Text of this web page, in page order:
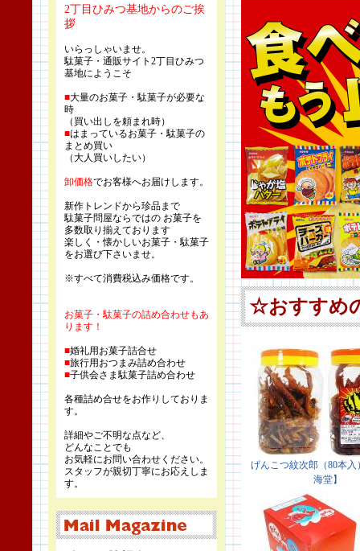
2丁目ひみつ基地からのご挨
拶
いらっしゃいませ。
駄菓子・通販サイト2丁目ひみつ
基地にようこそ
■大量のお菓子・駄菓子が必要な
時
（買い出しを頼まれ時）
■はまっているお菓子・駄菓子の
まとめ買い
（大人買いしたい）
卸価格でお客様へお届けします。
新作トレンドから珍品まで
駄菓子問屋ならではの お菓子を
多数取り揃えております
楽しく・懐かしいお菓子・駄菓子
をお選び下さいませ。
※すべて消費税込み価格です。
お菓子・駄菓子の詰め合わせもあ
ります！
■婚礼用お菓子詰合せ
■旅行用おつまみ詰め合わせ
■子供会さま駄菓子詰め合わせ
各種詰め合せをお作りしておりま
す。
詳細やご不明な点など、
どんなことでも
お気軽にお問い合わせください。
スタッフが親切丁寧にお応えしま
す。